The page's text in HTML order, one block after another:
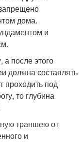
дома.
и
а после этого
должна составлять
проходить под
то глубина
траншею от
и